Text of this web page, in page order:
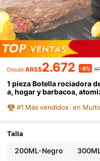
Desde ARS$2.672 -8%
1 pieza Botella rociadora
a, hogar y barbacoa,
r de aceite para reducción
#1 Más vendidos
Talla
200ML-Negro